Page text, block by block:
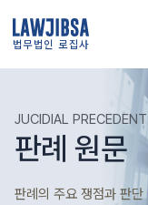
법무법인 로집사
JUCIDIAL PRECEDENT
판례 원문
판례의 주요 쟁점과 판